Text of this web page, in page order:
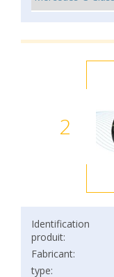
2
Identification
produit:
Fabricant:
type: